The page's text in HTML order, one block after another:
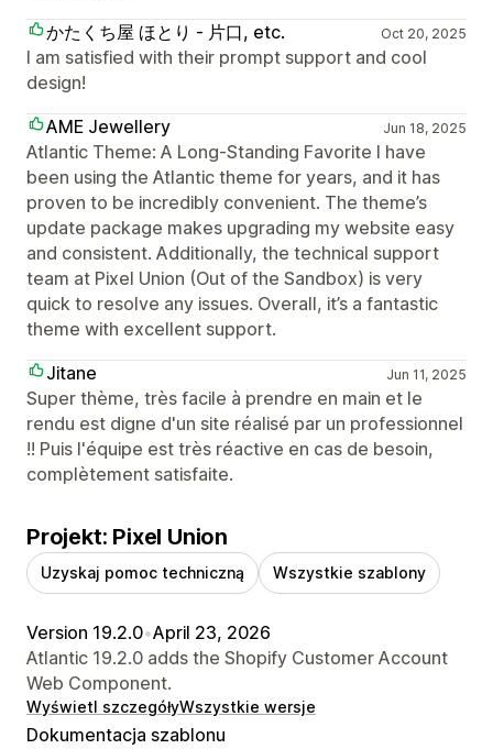
かたくち屋 ほとり - 片口, etc.
Oct 20, 2025
I am satisfied with their prompt support and cool
design!
AME Jewellery
Jun 18, 2025
Atlantic Theme: A Long-Standing Favorite I have
been using the Atlantic theme for years, and it has
proven to be incredibly convenient. The theme’s
update package makes upgrading my website easy
and consistent. Additionally, the technical support
team at Pixel Union (Out of the Sandbox) is very
quick to resolve any issues. Overall, it’s a fantastic
theme with excellent support.
Jitane
Jun 11, 2025
Super thème, très facile à prendre en main et le
rendu est digne d'un site réalisé par un professionnel
!! Puis l'équipe est très réactive en cas de besoin,
complètement satisfaite.
Projekt: Pixel Union
Uzyskaj pomoc techniczną Wszystkie szablony
Version 19.2.0•April 23, 2026
Atlantic 19.2.0 adds the Shopify Customer Account
Web Component.
Wyświetl szczegółyWszystkie wersje
Dokumentacja szablonu